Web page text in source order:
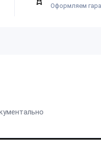
Оформляем